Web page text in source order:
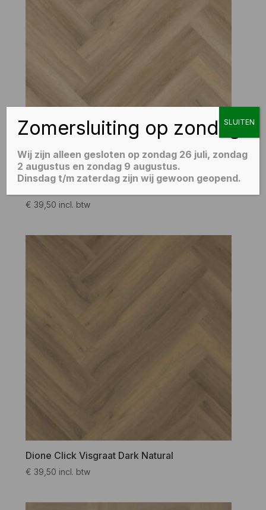
€ 39,50 incl. btw
Dione Click Visgraat Dark Natural
€ 39,50 incl. btw
Zomersluiting op zondag
Wij zijn alleen gesloten op zondag 26 juli, zondag
2 augustus en zondag 9 augustus.
Dinsdag t/m zaterdag zijn wij gewoon geopend.
SLUITEN